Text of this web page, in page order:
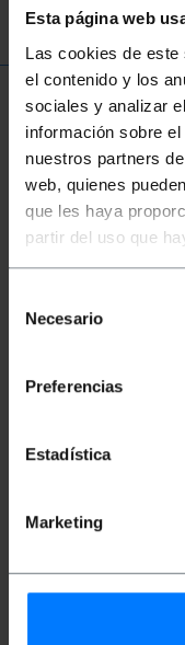
Esta página web
Las cookies de
el contenido y los
sociales y analizar
información sobre
nuestros partners
web, quienes
que les haya
partir del uso que
Necesario
Preferencias
Estadística
Marketing
Plus
Description
Câble USB de
USB 3.1 Gen 1
3 m. Câble USB
d'insertion) et
USB Type-C
Câble USB
Il permet à
Gbit/s.